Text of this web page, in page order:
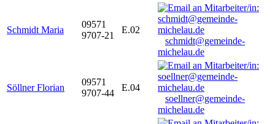
Schmidt Maria
09571
9707-21
E.02
schmidt@gemeinde-
michelau.de
Söllner Florian
09571
9707-44
E.04
soellner@gemeinde-
michelau.de